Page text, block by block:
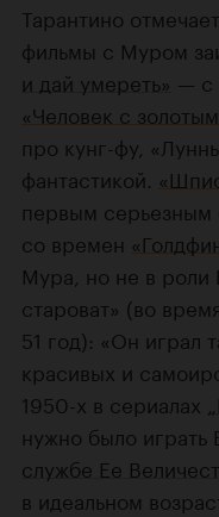
Тарантино
фильмы с Муром
и дай умереть» — с
«Человек с
про кунг-фу,
фантастикой.
первым
со времен
Мура, но не в роли
староват» (во
51 год): «Он играл
красивых и
1950-х в сериалах
нужно было играть
службе Ее
в идеальном